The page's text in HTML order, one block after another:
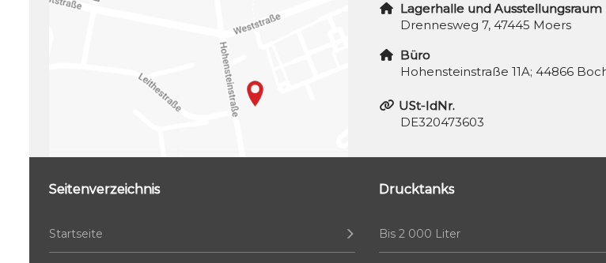
Lagerhalle und Ausstellungsraum
Drennesweg 7, 47445 Moers
Büro
Hohensteinstraße 11A; 44866
USt-IdNr.
DE320473603
Seitenverzeichnis
Startseite
Drucktanks
Bis 2 000 Liter